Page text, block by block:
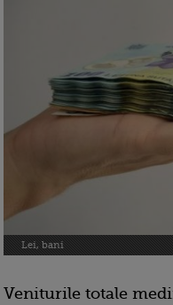
Lei, bani
Veniturile totale